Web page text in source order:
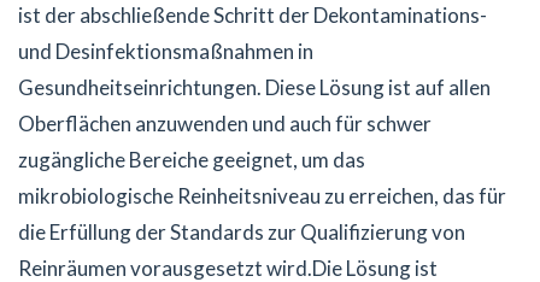
ist der abschließende Schritt der Dekontaminations-
und Desinfektionsmaßnahmen in
Gesundheitseinrichtungen. Diese Lösung ist auf allen
Oberflächen anzuwenden und auch für schwer
zugängliche Bereiche geeignet, um das
mikrobiologische Reinheitsniveau zu erreichen, das für
die Erfüllung der Standards zur Qualifizierung von
Reinräumen vorausgesetzt wird.Die Lösung ist